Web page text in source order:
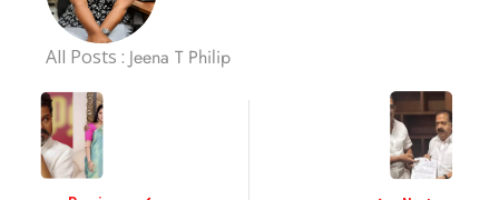
All Posts : Jeena T Philip